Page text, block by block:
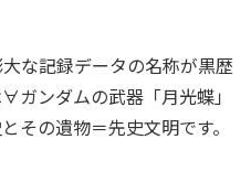
な記録データの名称が黒歴
ガンダムの武器「月光蝶」
その遺物＝先史文明です。